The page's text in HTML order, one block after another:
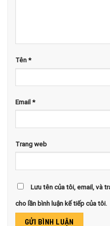
Tên*
Email*
Trang web
Lưu tên của tôi, email, và
cho lần bình luận kế tiếp của tôi.